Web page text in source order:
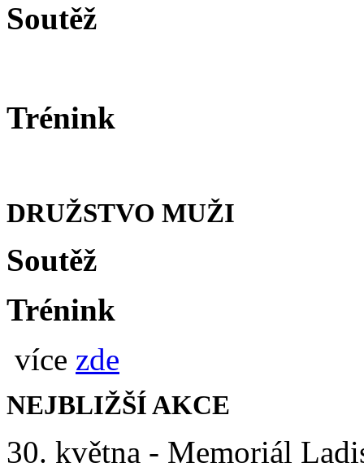
Soutěž
Trénink
DRUŽSTVO MUŽI
Soutěž
Trénink
více zde
NEJBLIŽŠÍ AKCE
30. května - Memoriál